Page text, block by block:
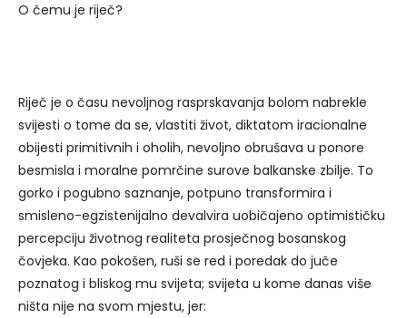
O čemu je riječ?
Riječ je o času nevoljnog rasprskavanja bolom nabrekle
svijesti o tome da se, vlastiti život, diktatom iracionalne
obijesti primitivnih i oholih, nevoljno obrušava u ponore
besmisla i moralne pomrčine surove balkanske zbilje. To
gorko i pogubno saznanje, potpuno transformira i
smisleno-egzistenijalno devalvira uobičajeno optimističku
percepciju životnog realiteta prosječnog bosanskog
čovjeka. Kao pokošen, ruši se red i poredak do juče
poznatog i bliskog mu svijeta; svijeta u kome danas više
ništa nije na svom mjestu, jer: